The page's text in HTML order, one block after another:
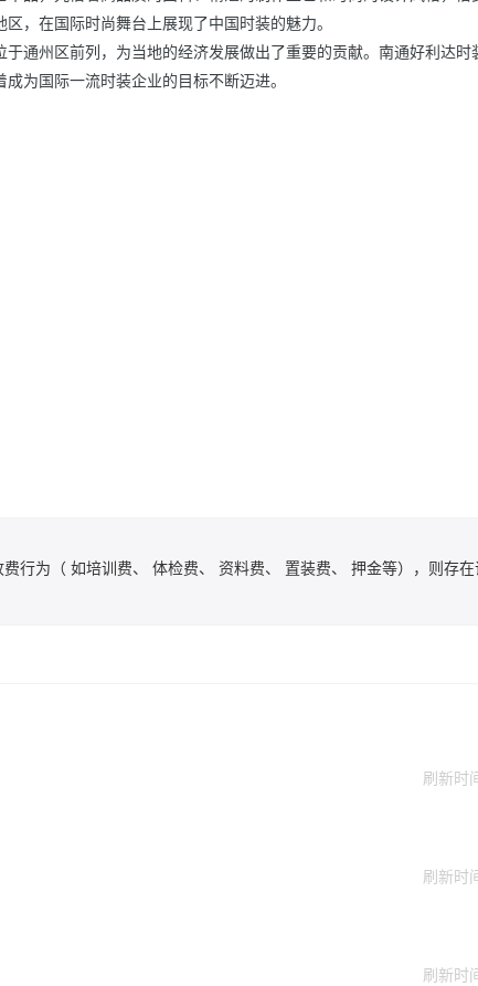
，在国际时尚舞台上展现了中国时装的魅力。
通州区前列，为当地的经济发展做出了重要的贡献。南通好利达时
为国际一流时装企业的目标不断迈进。
行为（ 如培训费、 体检费、 资料费、 置装费、 押金等），则存
刷新时
刷新时
刷新时